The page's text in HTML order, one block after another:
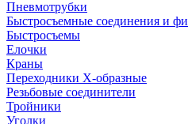
Пневмотрубки
Быстросъемные соединения и
Быстросъемы
Елочки
Краны
Переходники Х-образные
Резьбовые соединители
Тройники
Уголки